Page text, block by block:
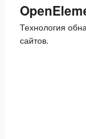
Технология
сайтов.